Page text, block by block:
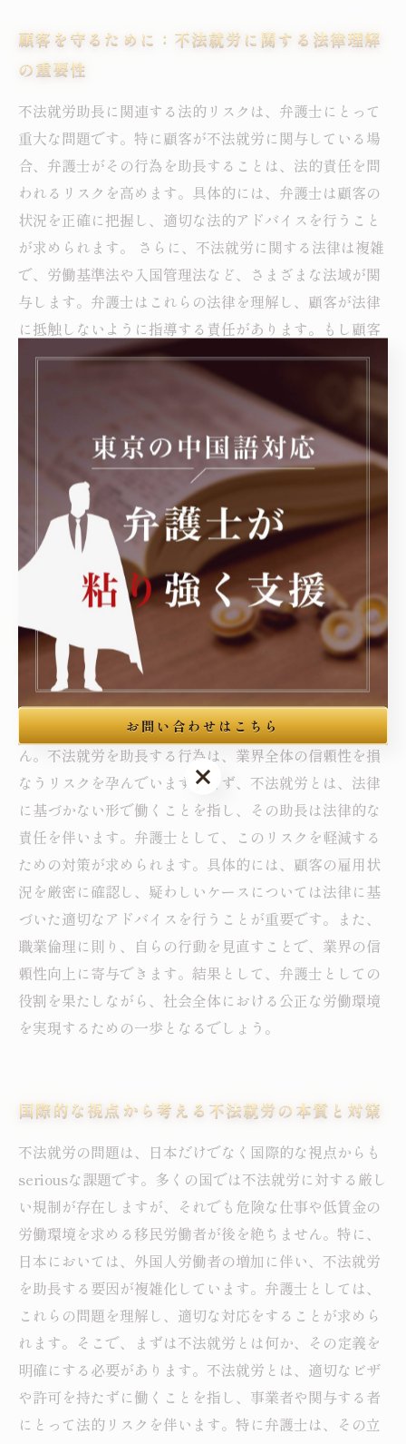
顧客を守るために：不法就労に関する法律理解
の重要性
不法就労助長に関連する法的リスクは、弁護士にとって
重大な問題です。特に顧客が不法就労に関与している場
合、弁護士がその行為を助長することは、法的責任を問
われるリスクを高めます。具体的には、弁護士は顧客の
状況を正確に把握し、適切な法的アドバイスを行うこと
が求められます。 さらに、不法就労に関する法律は複雑
で、労働基準法や入国管理法など、さまざまな法域が関
与します。弁護士はこれらの法律を理解し、顧客が法律
に抵触しないように指導する責任があります。もし顧客
が不法就労を続ける場合、弁護士自身も業務に対する信
頼性を損なうことになります。 したがって、弁護士とし
ては不法就労に関する最新の法令やガイドラインを常に
確認し、顧客に対してリスクを説明することが重要で
す。顧客を守るためには、法律理解を深め、適切な対策
を講じることが欠かせません。これにより、弁護士業界
の健全性を保ち、信頼できるサービスを提供できるよう
努めましょう。
未来を見据えて：弁護士業界の信頼性を高める
方法
近年、日本の労働市場における不法就労の問題は深刻化
しており、弁護士界においてもその影響が無視できませ
ん。不法就労を助長する行為は、業界全体の信頼性を損
なうリスクを孕んでいます。まず、不法就労とは、法律
に基づかない形で働くことを指し、その助長は法律的な
責任を伴います。弁護士として、このリスクを軽減する
ための対策が求められます。具体的には、顧客の雇用状
況を厳密に確認し、疑わしいケースについては法律に基
づいた適切なアドバイスを行うことが重要です。また、
職業倫理に則り、自らの行動を見直すことで、業界の信
頼性向上に寄与できます。結果として、弁護士としての
役割を果たしながら、社会全体における公正な労働環境
を実現するための一歩となるでしょう。
国際的な視点から考える不法就労の本質と対策
不法就労の問題は、日本だけでなく国際的な視点からも
seriousな課題です。多くの国では不法就労に対する厳し
い規制が存在しますが、それでも危険な仕事や低賃金の
労働環境を求める移民労働者が後を絶ちません。特に、
日本においては、外国人労働者の増加に伴い、不法就労
を助長する要因が複雑化しています。弁護士としては、
これらの問題を理解し、適切な対応をすることが求めら
れます。そこで、まずは不法就労とは何か、その定義を
明確にする必要があります。不法就労とは、適切なビザ
や許可を持たずに働くことを指し、事業者や関与する者
にとって法的リスクを伴います。特に弁護士は、その立
お問い合わせはこちら
お問い合わせはこちら